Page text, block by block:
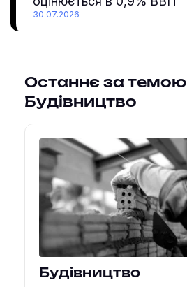
30.07.2026
Останнє за темою
Будівництво
Будівництво